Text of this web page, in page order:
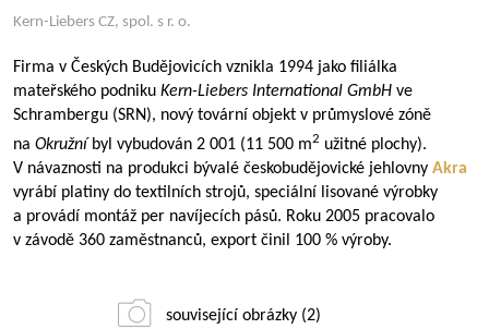
Kern-Liebers CZ, spol. s r. o.
Firma v Českých Budějovicích vznikla 1994 jako filiálka
mateřského podniku Kern-Liebers International GmbH ve
Schrambergu (SRN), nový tovární objekt v průmyslové zóně
na Okružníbyl vybudován 2 001 (11 500 m2 užitné plochy).
V návaznosti na produkci bývalé českobudějovické jehlovny Akra
vyrábí platiny do textilních strojů, speciální lisované výrobky
a provádí montáž per navíjecích pásů. Roku 2005 pracovalo
v závodě 360 zaměstnanců, export činil 100 % výroby.
související obrázky (2)